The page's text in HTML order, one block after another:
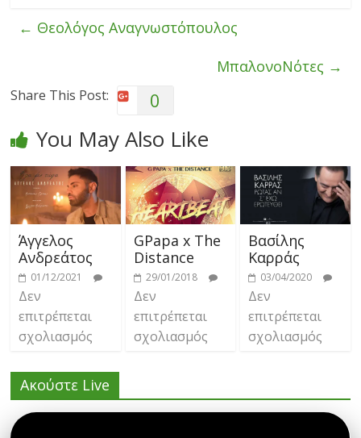
← Θεολόγος Αναγνωστόπουλος
ΜπαλονοΝότες →
Share This Post: 0
You May Also Like
Άγγελος
Ανδρεάτος
01/12/2021
Δεν
επιτρέπεται
σχολιασμός
GPapa x The
Distance
29/01/2018
Δεν
επιτρέπεται
σχολιασμός
Βασίλης
Καρράς
03/04/2020
Δεν
επιτρέπεται
σχολιασμός
Ακούστε Live